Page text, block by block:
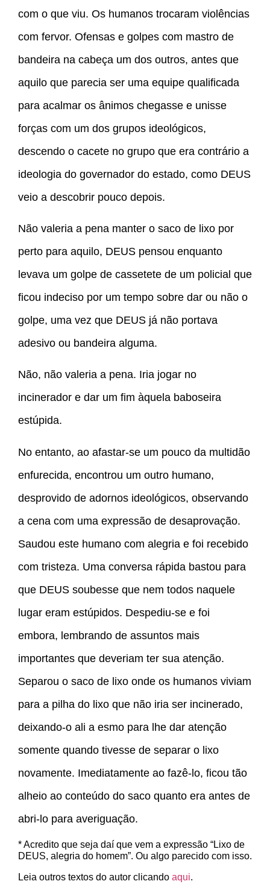
com o que viu. Os humanos trocaram violências
com fervor. Ofensas e golpes com mastro de
bandeira na cabeça um dos outros, antes que
aquilo que parecia ser uma equipe qualificada
para acalmar os ânimos chegasse e unisse
forças com um dos grupos ideológicos,
descendo o cacete no grupo que era contrário a
ideologia do governador do estado, como DEUS
veio a descobrir pouco depois.
Não valeria a pena manter o saco de lixo por
perto para aquilo, DEUS pensou enquanto
levava um golpe de cassetete de um policial que
ficou indeciso por um tempo sobre dar ou não o
golpe, uma vez que DEUS já não portava
adesivo ou bandeira alguma.
Não, não valeria a pena. Iria jogar no
incinerador e dar um fim àquela baboseira
estúpida.
No entanto, ao afastar-se um pouco da multidão
enfurecida, encontrou um outro humano,
desprovido de adornos ideológicos, observando
a cena com uma expressão de desaprovação.
Saudou este humano com alegria e foi recebido
com tristeza. Uma conversa rápida bastou para
que DEUS soubesse que nem todos naquele
lugar eram estúpidos. Despediu-se e foi
embora, lembrando de assuntos mais
importantes que deveriam ter sua atenção.
Separou o saco de lixo onde os humanos viviam
para a pilha do lixo que não iria ser incinerado,
deixando-o ali a esmo para lhe dar atenção
somente quando tivesse de separar o lixo
novamente. Imediatamente ao fazê-lo, ficou tão
alheio ao conteúdo do saco quanto era antes de
abri-lo para averiguação.
* Acredito que seja daí que vem a expressão “Lixo de
DEUS, alegria do homem”. Ou algo parecido com isso.
Leia outros textos do autor clicando aqui.